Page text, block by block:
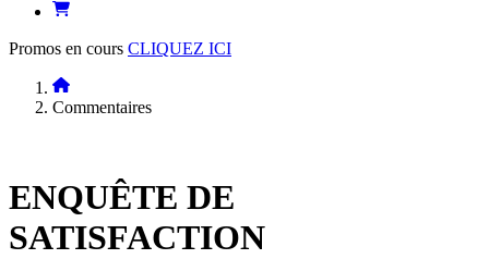
Promos en cours CLIQUEZ ICI
Commentaires
ENQUÊTE DE
SATISFACTION